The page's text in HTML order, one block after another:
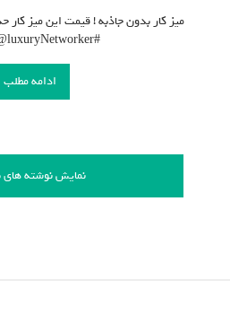
#luxury @luxuryNetworker
ادامه مطلب
نمایش نوشته های